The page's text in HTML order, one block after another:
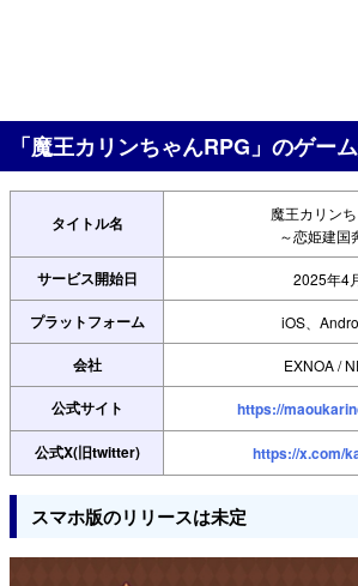
「魔王カリンちゃんRPG」のゲー
タイトル名
魔王カリン
～恋姫建国
サービス開始日 2025年4
プラットフォーム iOS、
会社 EXNOA /
公式サイト
https://
公式X(旧twitter)
https://x.com/
スマホ版のリリースは未定